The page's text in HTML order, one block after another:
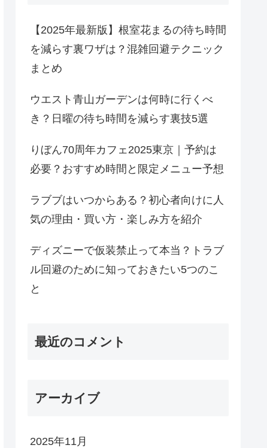
【2025年最新版】根室花まるの待ち時間
を減らす裏ワザは？混雑回避テクニック
まとめ
ウエスト青山ガーデンは何時に行くべ
き？日曜の待ち時間を減らす裏技5選
りぼん70周年カフェ2025東京｜予約は
必要？おすすめ時間と限定メニュー予想
ラブブはいつからある？初心者向けに人
気の理由・買い方・楽しみ方を紹介
ディズニーで仮装禁止って本当？トラブ
ル回避のために知っておきたい5つのこ
と
最近のコメント
アーカイブ
2025年11月